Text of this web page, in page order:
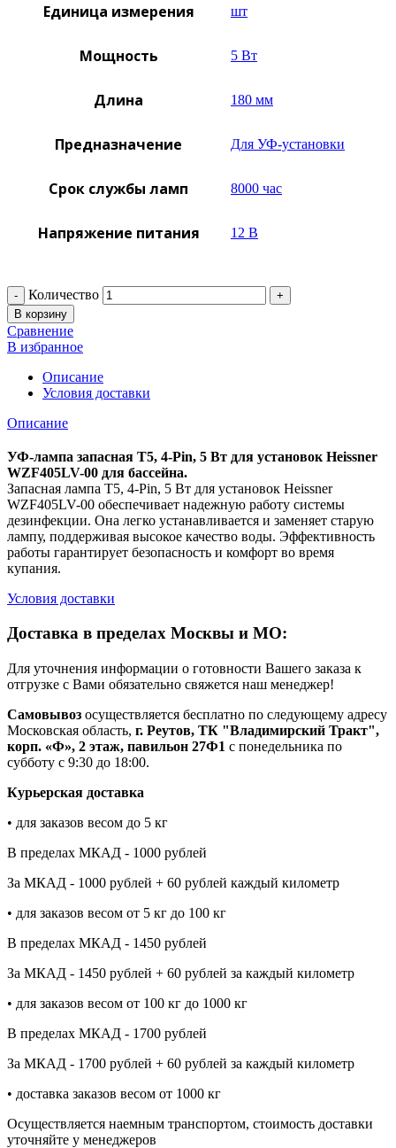
Единица измерения шт
Мощность 5 Вт
Длина 180 мм
Предназначение Для УФ-установки
Срок службы ламп 8000 час
Напряжение питания 12 В
Количество
В корзину
Сравнение
В избранное
Описание
Условия доставки
Описание
УФ-лампа запасная T5, 4-Pin, 5 Вт для установок Heissner
WZF405LV-00 для бассейна.
Запасная лампа T5, 4-Pin, 5 Вт для установок Heissner
WZF405LV-00 обеспечивает надежную работу системы
дезинфекции. Она легко устанавливается и заменяет старую
лампу, поддерживая высокое качество воды. Эффективность
работы гарантирует безопасность и комфорт во время
купания.
Условия доставки
Доставка в пределах Москвы и МО:
Для уточнения информации о готовности Вашего заказа к
отгрузке с Вами обязательно свяжется наш менеджер!
Самовывоз осуществляется бесплатно по следующему адресу
Московская область, г. Реутов, ТК "Владимирский Тракт",
корп. «Ф», 2 этаж, павильон 27Ф1 с понедельника по
субботу с 9:30 до 18:00.
Курьерская доставка
• для заказов весом до 5 кг
В пределах МКАД - 1000 рублей
За МКАД - 1000 рублей + 60 рублей каждый километр
• для заказов весом от 5 кг до 100 кг
В пределах МКАД - 1450 рублей
За МКАД - 1450 рублей + 60 рублей за каждый километр
• для заказов весом от 100 кг до 1000 кг
В пределах МКАД - 1700 рублей
За МКАД - 1700 рублей + 60 рублей за каждый километр
• доставка заказов весом от 1000 кг
Осуществляется наемным транспортом, стоимость доставки
уточняйте у менеджеров